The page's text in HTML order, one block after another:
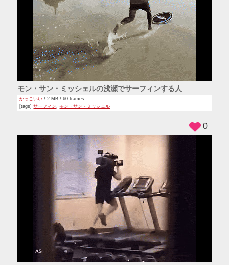
モン・サン・ミッシェルの浅瀬でサーフィンする人
かっこいい / 2 MB / 60 frames
[tags]サーフィン,モン・サン・ミッシェル
0